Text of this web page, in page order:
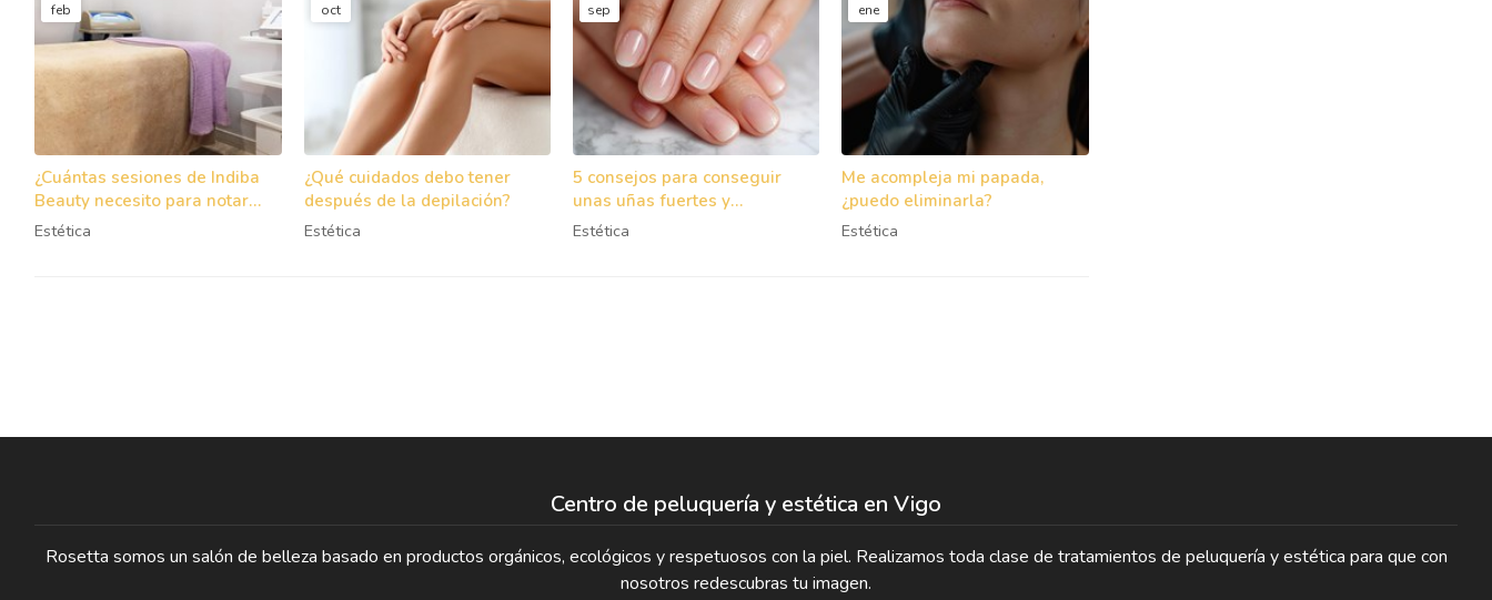
feb
¿Cuántas sesiones de Indiba
Beauty necesito para notar
resultados en mi cabello?
Estética
oct
¿Qué cuidados debo tener
después de la depilación?
Estética
sep
5 consejos para conseguir
unas uñas fuertes y
saludables
Estética
ene
Me acompleja mi papada,
¿puedo eliminarla?
Estética
Centro de peluquería y estética en Vigo
Rosetta somos un salón de belleza basado en productos orgánicos, ecológicos y respetuosos con la piel. Realizamos toda clase de tratamientos de peluquería y estética para que con
nosotros redescubras tu imagen.